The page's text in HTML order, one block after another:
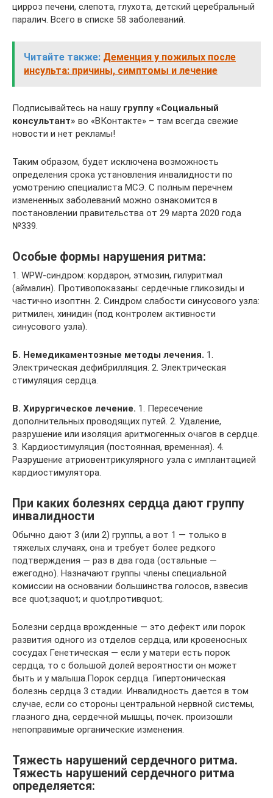
цирроз печени, слепота, глухота, детский церебральный
паралич. Всего в списке 58 заболеваний.
Читайте также: Деменция у пожилых после
инсульта: причины, симптомы и лечение
Подписывайтесь на нашу группу «Социальный
консультант» во «ВКонтакте» – там всегда свежие
новости и нет рекламы!
Таким образом, будет исключена возможность
определения срока установления инвалидности по
усмотрению специалиста МСЭ. С полным перечнем
измененных заболеваний можно ознакомится в
постановлении правительства от 29 марта 2020 года
№339.
Особые формы нарушения ритма:
1. WPW-синдром: кордарон, этмозин, гилуритмал
(аймалин). Противопоказаны: сердечные гликозиды и
частично изоптнн. 2. Синдром слабости синусового узла:
ритмилен, хинидин (под контролем активности
синусового узла).
Б. Немедикаментозные методы лечения. 1.
Электрическая дефибрилляция. 2. Электрическая
стимуляция сердца.
В. Хирургическое лечение. 1. Пересечение
дополнительных проводящих путей. 2. Удаление,
разрушение или изоляция аритмогенных очагов в сердце.
3. Кардиостимуляция (постоянная, временная). 4.
Разрушение атриовентрикулярного узла с имплантацией
кардиостимулятора.
При каких болезнях сердца дают группу
инвалидности
Обычно дают 3 (или 2) группы, а вот 1 — только в
тяжелых случаях, она и требует более редкого
подтверждения — раз в два года (остальные —
ежегодно). Назначают группы члены специальной
комиссии на основании большинства голосов, взвесив
все quot;заquot; и quot;противquot;.
Болезни сердца врожденные — это дефект или порок
развития одного из отделов сердца, или кровеносных
сосудах Генетическая — если у матери есть порок
сердца, то с большой долей вероятности он может
быть и у малыша.Порок сердца. Гипертоническая
болезнь сердца 3 стадии. Инвалидность дается в том
случае, если со стороны центральной нервной системы,
глазного дна, сердечной мышцы, почек. произошли
непоправимые органические изменения.
Тяжесть нарушений сердечного ритма.
Тяжесть нарушений сердечного ритма
определяется: